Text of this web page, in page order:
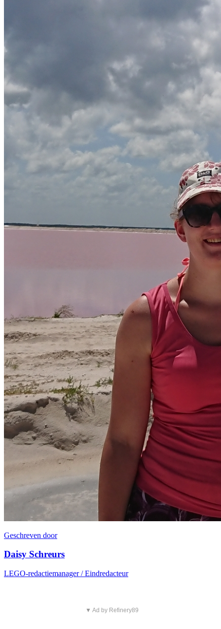
Geschreven door
Daisy Schreurs
LEGO-redactiemanager / Eindredacteur
▼ Ad by Refinery89